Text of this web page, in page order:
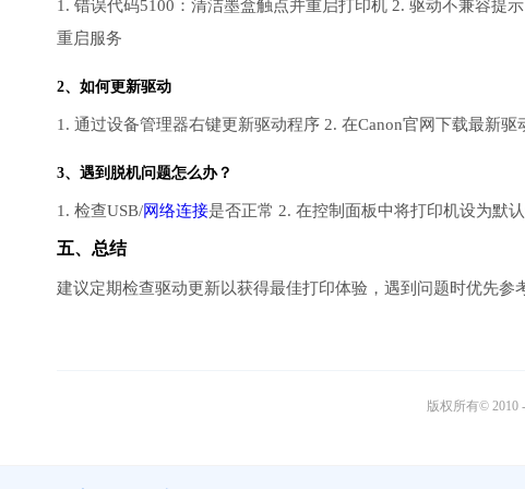
1. 错误代码5100：清洁墨盒触点并重启打印机 2. 驱动不兼容提
重启服务
2、如何更新驱动
1. 通过设备管理器右键更新驱动程序 2. 在Canon官网下载最新
3、遇到脱机问题怎么办？
1. 检查USB/网络连接是否正常 2. 在控制面板中将打印机设为默
五、总结
建议定期检查驱动更新以获得最佳打印体验，遇到问题时优先参
版权所有© 2010